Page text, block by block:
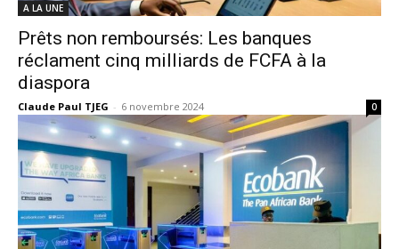
A LA UNE
Prêts non remboursés: Les banques
réclament cinq milliards de FCFA à la
diaspora
Claude Paul TJEG - 6 novembre 2024 0